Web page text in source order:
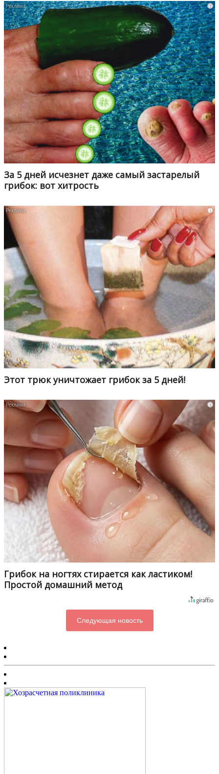
i
За 5 дней исчезнет даже самый застарелый
грибок: вот хитрость
i
Этот трюк уничтожает грибок за 5 дней!
i
Грибок на ногтях стирается как ластиком!
Простой домашний метод
Следующая новость